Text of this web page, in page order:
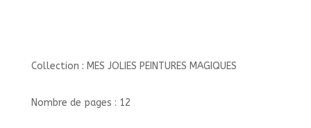
Collection : MES JOLIES PEINTURES MAGIQUES
Nombre de pages : 12